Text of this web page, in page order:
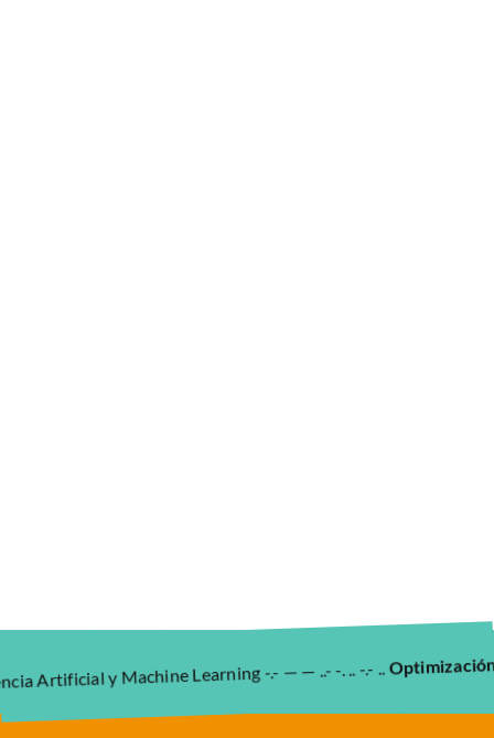
y Machine Learning -.- — — ..- -. .. -.- ..Optimización